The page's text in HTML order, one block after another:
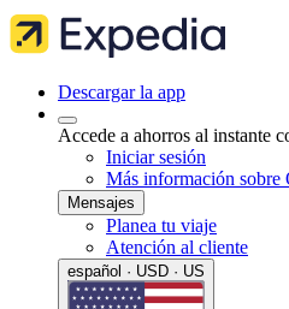
Descargar la app
Accede a ahorros al instante
Iniciar sesión
Más información sobre
Mensajes
Planea tu viaje
Atención al cliente
español · USD · US